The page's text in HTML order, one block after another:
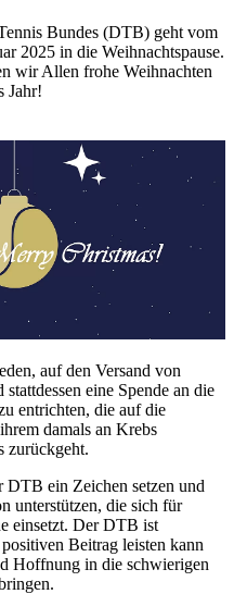
Bundes (DTB) geht vom
2025 in die Weihnachtspause.
wir Allen frohe Weihnachten
Jahr!
auf den Versand von
eine Spende an die
entrichten, die auf die
damals an Krebs
zurückgeht.
DTB ein Zeichen setzen und
unterstützen, die sich für
einsetzt. Der DTB ist
Beitrag leisten kann
Hoffnung in die schwierigen